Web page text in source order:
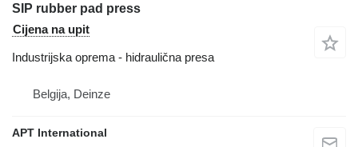
SIP rubber pad press
Cijena na upit
Industrijska oprema - hidraulična presa
Belgija, Deinze
APT International